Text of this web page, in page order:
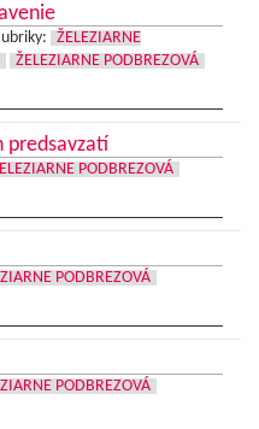
ŽELEZIARNE
ŽELEZIARNE PODBREZOVÁ
predsavzatí
PODBREZOVÁ
PODBREZOVÁ
PODBREZOVÁ